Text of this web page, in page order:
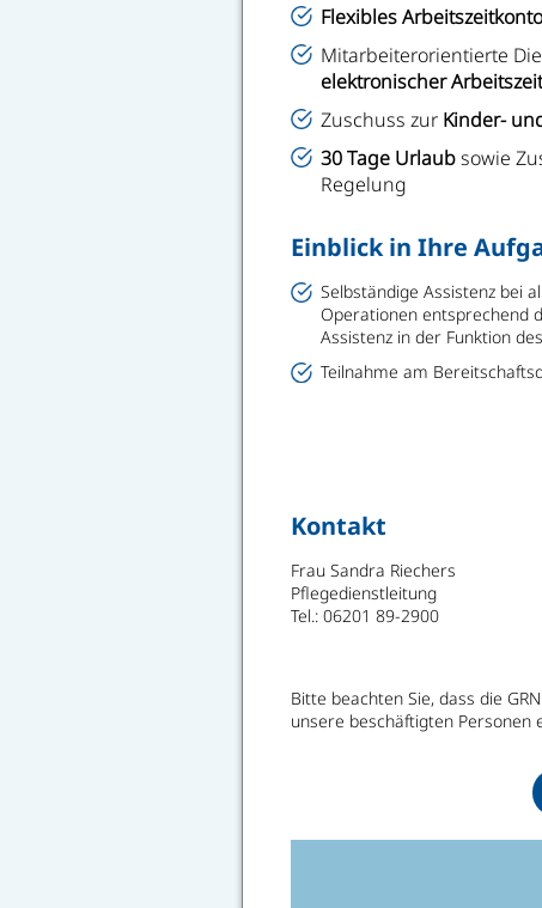
Flexibles Arbeitszeitkonto
Mitarbeiterorientierte
elektronischer
Zuschuss zur Kinder-
30 Tage Urlaubsowie
Regelung
Einblick in Ihre
Selbständige Assistenz bei
Operationen entsprechend
Assistenz in der Funktion
Teilnahme am
Kontakt
Frau Sandra Riechers
Pflegedienstleitung
Tel.: 06201 89-2900
Bitte beachten Sie, dass die
unsere beschäftigten